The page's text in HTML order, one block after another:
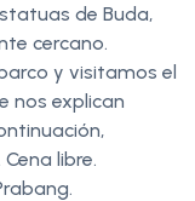
de Buda,
cercano.
y visitamos el
nos explican
libre.